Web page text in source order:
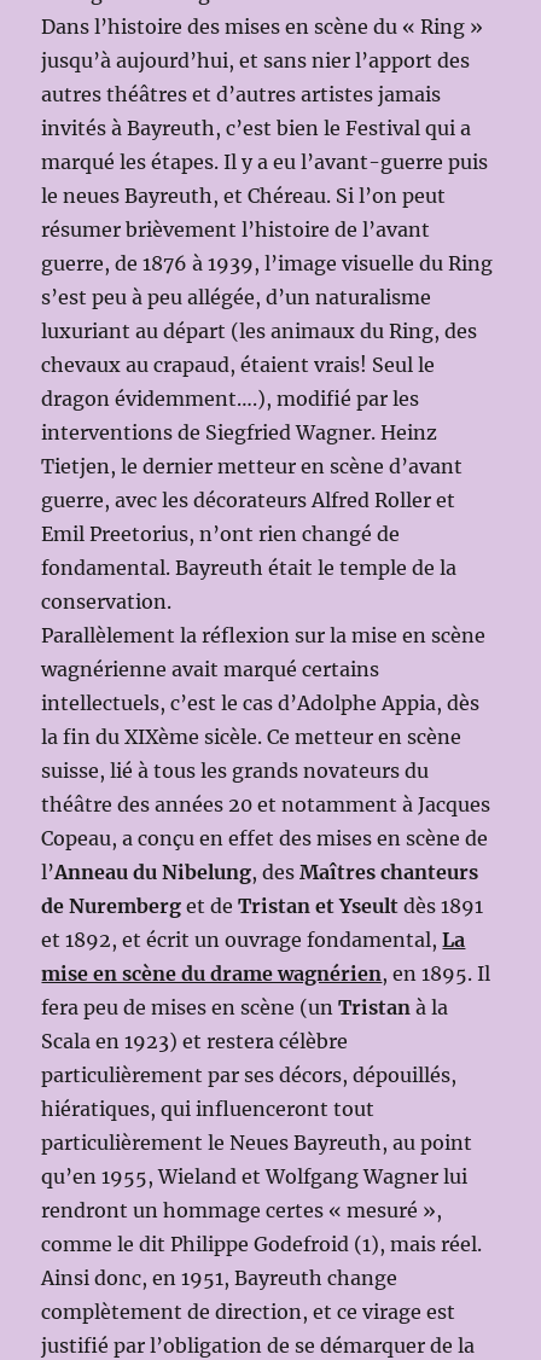
Dans l’histoire des mises en scène du « Ring »
jusqu’à aujourd’hui, et sans nier l’apport des
autres théâtres et d’autres artistes jamais
invités à Bayreuth, c’est bien le Festival qui a
marqué les étapes. Il y a eu l’avant-guerre puis
le neues Bayreuth, et Chéreau. Si l’on peut
résumer brièvement l’histoire de l’avant
guerre, de 1876 à 1939, l’image visuelle du Ring
s’est peu à peu allégée, d’un naturalisme
luxuriant au départ (les animaux du Ring, des
chevaux au crapaud, étaient vrais! Seul le
dragon évidemment….), modifié par les
interventions de Siegfried Wagner. Heinz
Tietjen, le dernier metteur en scène d’avant
guerre, avec les décorateurs Alfred Roller et
Emil Preetorius, n’ont rien changé de
fondamental. Bayreuth était le temple de la
conservation.
Parallèlement la réflexion sur la mise en scène
wagnérienne avait marqué certains
intellectuels, c’est le cas d’Adolphe Appia, dès
la fin du XIXème sicèle. Ce metteur en scène
suisse, lié à tous les grands novateurs du
théâtre des années 20 et notamment à Jacques
Copeau, a conçu en effet des mises en scène de
l’Anneau du Nibelung, desMaîtres chanteurs
de Nuremberg et deTristan et Yseult dès 1891
et 1892, et écrit un ouvrage fondamental,La
mise en scène du drame wagnérien, en 1895. Il
fera peu de mises en scène (unTristan à la
Scala en 1923) et restera célèbre
particulièrement par ses décors, dépouillés,
hiératiques, qui influenceront tout
particulièrement le Neues Bayreuth, au point
qu’en 1955, Wieland et Wolfgang Wagner lui
rendront un hommage certes « mesuré »,
comme le dit Philippe Godefroid (1), mais réel.
Ainsi donc, en 1951, Bayreuth change
complètement de direction, et ce virage est
justifié par l’obligation de se démarquer de la